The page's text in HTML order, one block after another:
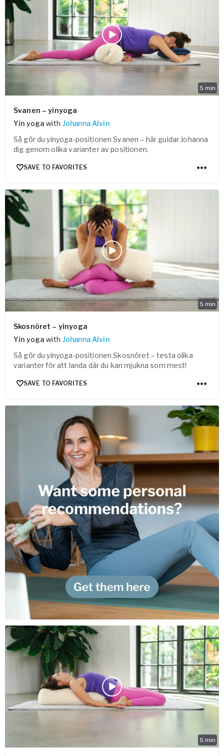
5 min
Svanen – yinyoga
Yin yoga with Johanna Alvin
Så gör du yinyoga-positionen Svanen – här guidar Johanna
dig genom olika varianter av positionen.
SAVE TO FAVORITES
5 min
Skosnöret – yinyoga
Yin yoga with Johanna Alvin
Så gör du yinyoga-positionen Skosnöret – testa olika
varianter för att landa där du kan mjukna som mest!
SAVE TO FAVORITES
5 min